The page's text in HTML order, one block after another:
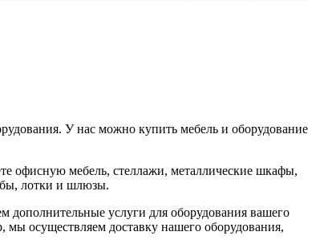
У нас можно купить мебель и оборудование
офисную мебель, стеллажи, металлические шкафы,
лотки и шлюзы.
услуги для оборудования вашего
мы осуществляем доставку нашего оборудования,